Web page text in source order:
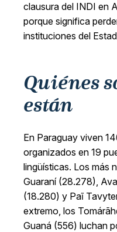
clausura del INDI en
porque significa
instituciones del
Quiénes
están
En Paraguay viven
organizados en 19
lingüísticas. Los más
Guaraní (28.278),
(18.280) y Paĩ
extremo, los
Guaná (556) luchan